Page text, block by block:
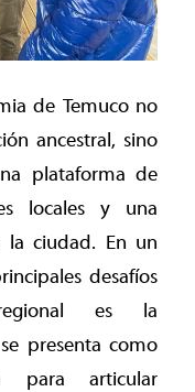
de Temuco no
ancestral, sino
plataforma de
locales y una
la ciudad. En un
desafíos
es la
presenta como
para articular